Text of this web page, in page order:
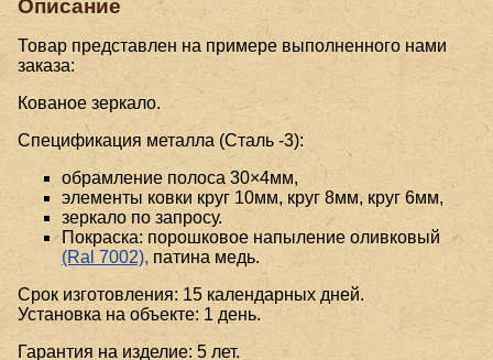
Описание
Товар представлен на примере выполненного нами
заказа:
Кованое зеркало.
Спецификация металла (Сталь -3):
обрамление полоса 30×4мм,
элементы ковки круг 10мм, круг 8мм, круг 6мм,
зеркало по запросу.
Покраска: порошковое напыление оливковый
(Ral 7002), патина медь.
Срок изготовления: 15 календарных дней.
Установка на объекте: 1 день.
Гарантия на изделие: 5 лет.